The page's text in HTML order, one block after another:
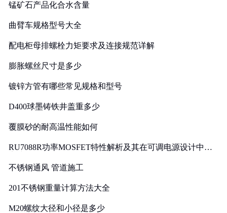
锰矿石产品化合水含量
曲臂车规格型号大全
配电柜母排螺栓力矩要求及连接规范详解
膨胀螺丝尺寸是多少
镀锌方管有哪些常见规格和型号
D400球墨铸铁井盖重多少
覆膜砂的耐高温性能如何
RU7088R功率MOSFET特性解析及其在可调电源设计中的
不锈钢通风 管道施工
201不锈钢重量计算方法大全
M20螺纹大径和小径是多少